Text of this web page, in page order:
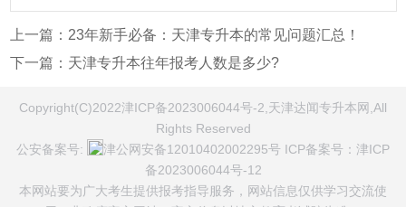
上一篇： 23年新手必备：天津专升本的常见问题汇总！
下一篇： 天津专升本往年报考人数是多少?
Copyright(C)2022津ICP备2023006044号-2,天津达闻专升本网,All
Rights Reserved
公安备案号:
津公网安备12010402002295号 ICP备案号： 津ICP
备2023006044号-12
本网站要为广大考生提供报考指导服务，网站信息仅供学习交流使